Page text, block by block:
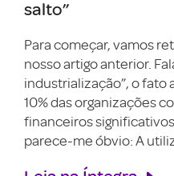
salto”
Para começar, vamos
nosso artigo anterior.
industrialização”, o fato
10% das organizações
financeiros
parece-me óbvio: A